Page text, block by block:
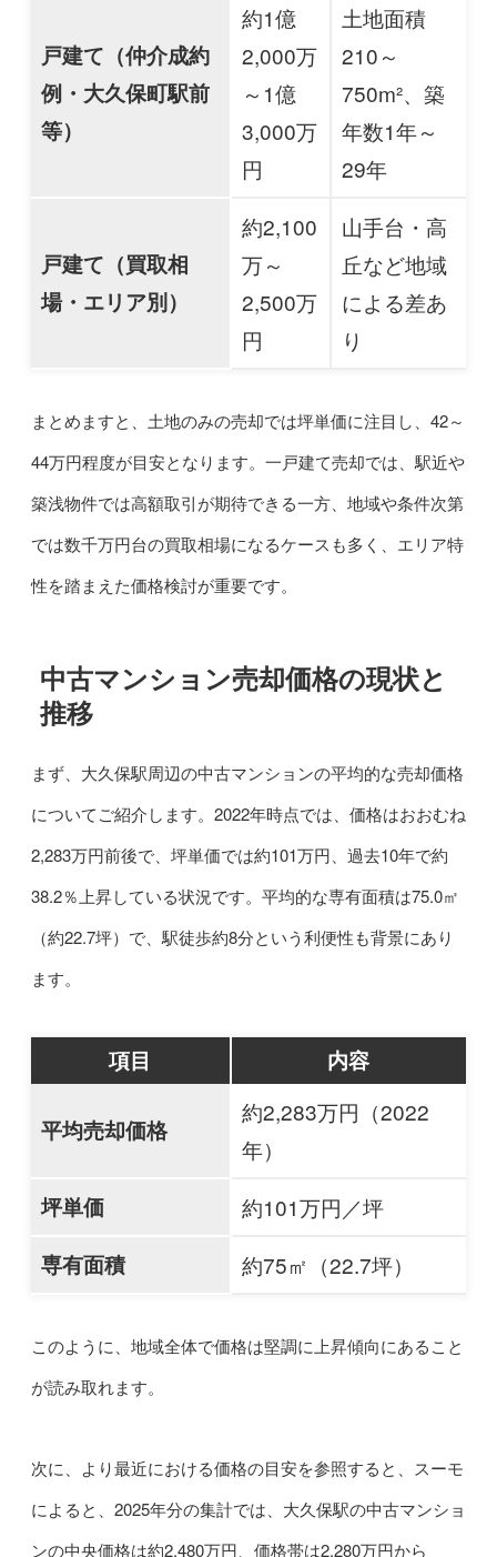
戸建て（仲介成約
例・大久保町駅前
等）
約1億
2,000万
～1億
3,000万
円
土地面積
210～
750m²、築
年数1年～
29年
戸建て（買取相
場・エリア別）
約2,100
万～
2,500万
円
山手台・高
丘など地域
による差あ
り
まとめますと、土地のみの売却では坪単価に注目し、42～
44万円程度が目安となります。一戸建て売却では、駅近や
築浅物件では高額取引が期待できる一方、地域や条件次第
では数千万円台の買取相場になるケースも多く、エリア特
性を踏まえた価格検討が重要です。
中古マンション売却価格の現状と
推移
まず、大久保駅周辺の中古マンションの平均的な売却価格
についてご紹介します。2022年時点では、価格はおおむね
2,283万円前後で、坪単価では約101万円、過去10年で約
38.2％上昇している状況です。平均的な専有面積は75.0㎡
（約22.7坪）で、駅徒歩約8分という利便性も背景にあり
ます。
項目 内容
平均売却価格
約2,283万円（2022
年）
坪単価
約101万円／坪
専有面積
約75㎡（22.7坪）
このように、地域全体で価格は堅調に上昇傾向にあること
が読み取れます。
次に、より最近における価格の目安を参照すると、スーモ
によると、2025年分の集計では、大久保駅の中古マンショ
ンの中央価格は約2,480万円、価格帯は2,280万円から